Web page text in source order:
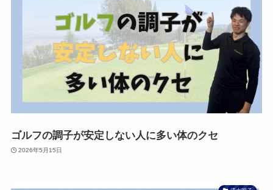
ゴルフの調子が安定しない人に多い体のクセ
2026年5月15日